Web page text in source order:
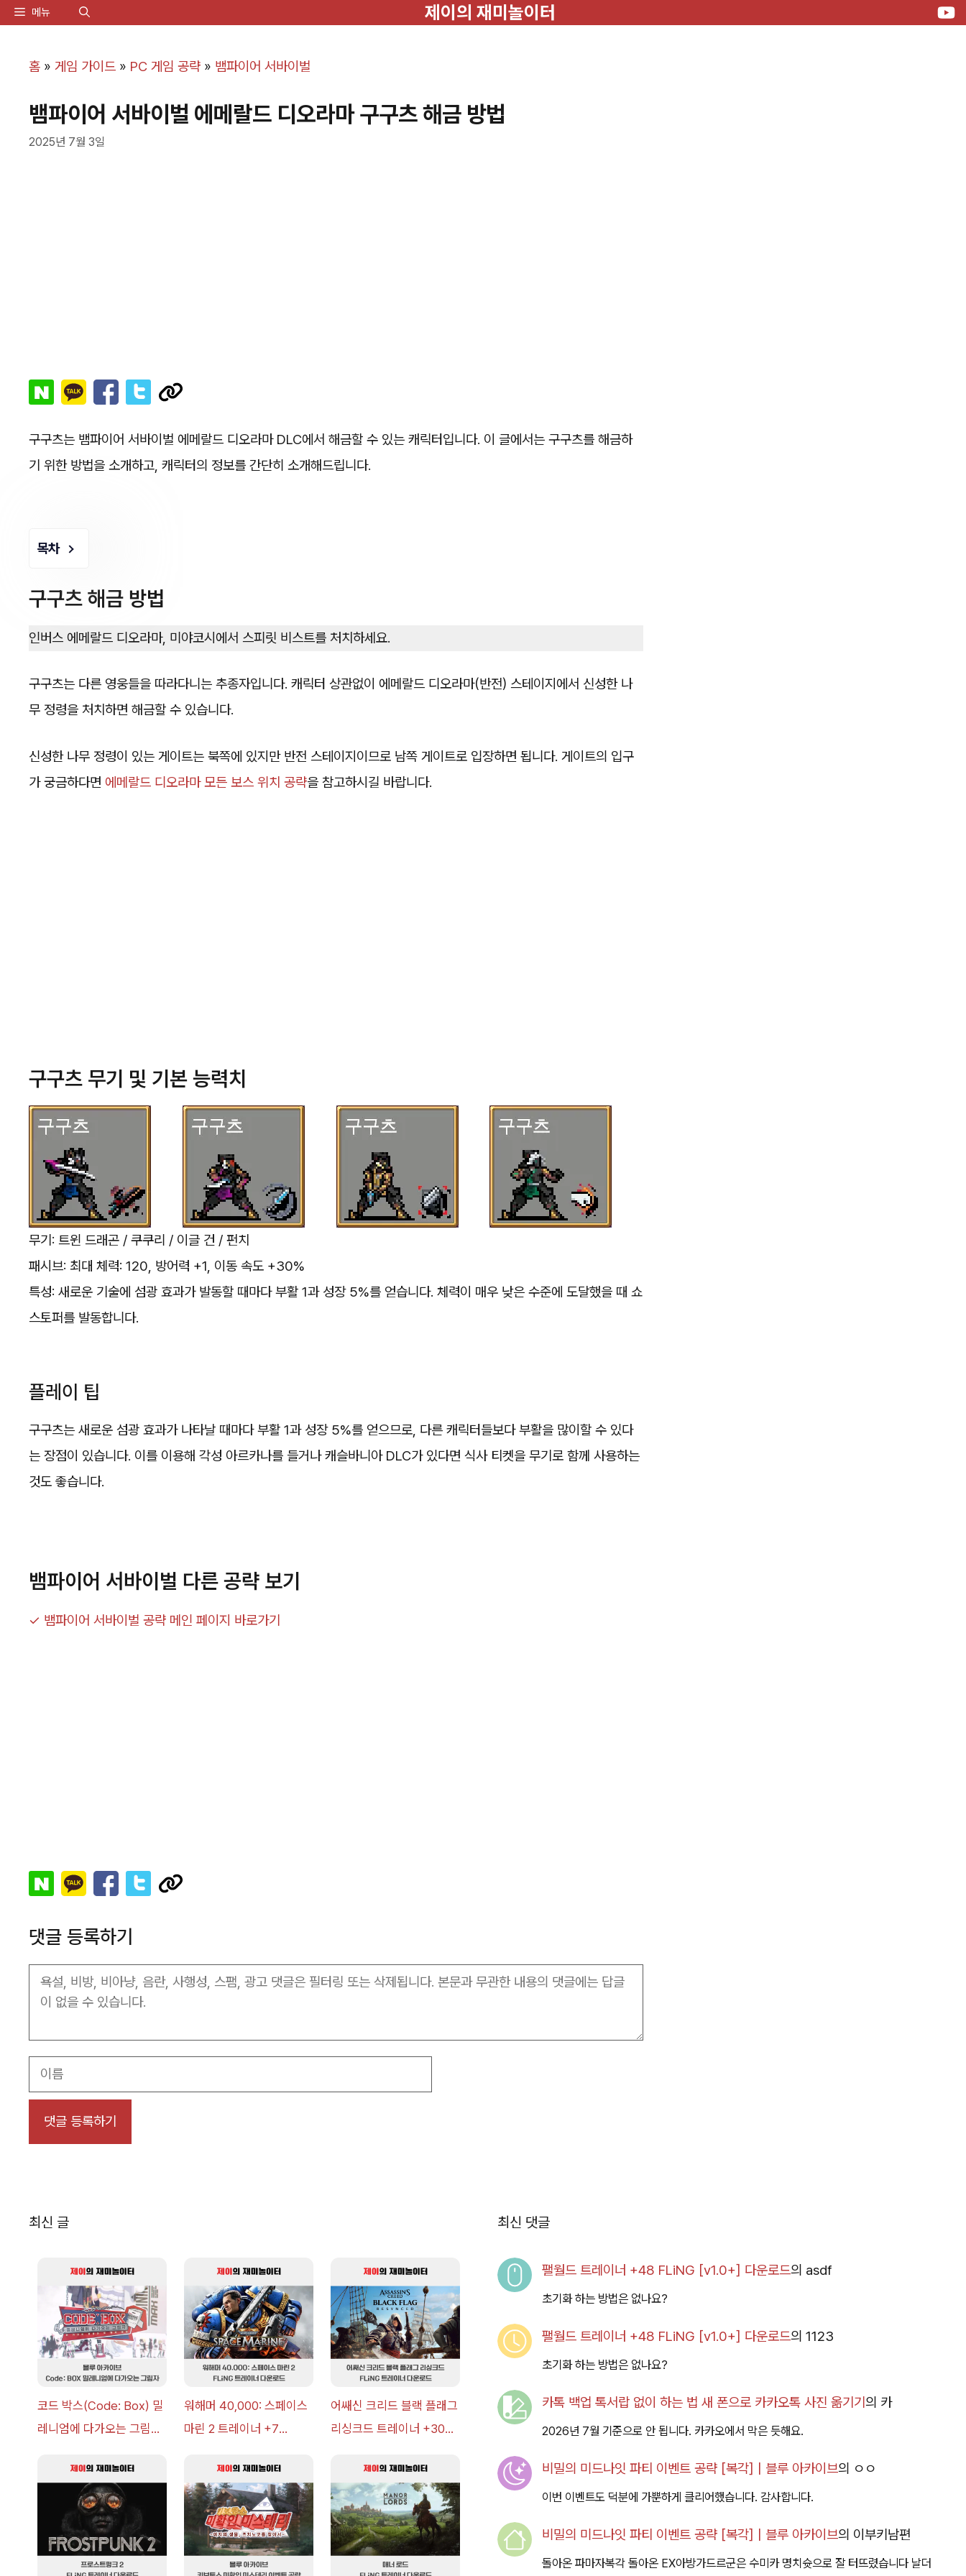
제이의 재미놀이터
메뉴
홈 » 게임 가이드 » PC 게임 공략 » 뱀파이어 서바이벌
뱀파이어 서바이벌 에메랄드 디오라마 구구츠 해금 방법
2025년 7월 3일
구구츠는 뱀파이어 서바이벌 에메랄드 디오라마 DLC에서 해금할 수 있는 캐릭터입니다. 이 글에서는 구구츠를 해금하
기 위한 방법을 소개하고, 캐릭터의 정보를 간단히 소개해드립니다.
목차
구구츠 해금 방법
인버스 에메랄드 디오라마, 미야코시에서 스피릿 비스트를 처치하세요.
구구츠는 다른 영웅들을 따라다니는 추종자입니다. 캐릭터 상관없이 에메랄드 디오라마(반전) 스테이지에서 신성한 나
무 정령을 처치하면 해금할 수 있습니다.
신성한 나무 정령이 있는 게이트는 북쪽에 있지만 반전 스테이지이므로 남쪽 게이트로 입장하면 됩니다. 게이트의 입구
가 궁금하다면 에메랄드 디오라마 모든 보스 위치 공략을 참고하시길 바랍니다.
구구츠 무기 및 기본 능력치
무기: 트윈 드래곤 / 쿠쿠리 / 이글 건 / 펀치
패시브: 최대 체력: 120, 방어력 +1, 이동 속도 +30%
특성: 새로운 기술에 섬광 효과가 발동할 때마다 부활 1과 성장 5%를 얻습니다. 체력이 매우 낮은 수준에 도달했을 때 쇼
스토퍼를 발동합니다.
플레이 팁
구구츠는 새로운 섬광 효과가 나타날 때마다 부활 1과 성장 5%를 얻으므로, 다른 캐릭터들보다 부활을 많이할 수 있다
는 장점이 있습니다. 이를 이용해 각성 아르카나를 들거나 캐슬바니아 DLC가 있다면 식사 티켓을 무기로 함께 사용하는
것도 좋습니다.
뱀파이어 서바이벌 다른 공략 보기
✓ 뱀파이어 서바이벌 공략 메인 페이지 바로가기
댓글 등록하기
름
최신 글
코드 박스(Code: Box) 밀
레니엄에 다가오는 그림자
아카이브
워해머 40,000: 스페이스
마린 2 트레이너 +7
어쌔신 크리드 블랙 플래그
리싱크드 트레이너 +30
최신 댓글
팰월드 트레이너 +48 FLiNG [v1.0+] 다운로드의 asdf
초기화 하는 방법은 없나요?
팰월드 트레이너 +48 FLiNG [v1.0+] 다운로드의 1123
초기화 하는 방법은 없나요?
카톡 백업 톡서랍 없이 하는 법 새 폰으로 카카오톡 사진 옮기기 의 카
2026년 7월 기준으로 안 됩니다. 카카오에서 막은 듯해요.
비밀의 미드나잇 파티 이벤트 공략 [복각] | 블루 아카이브의 ㅇㅇ
이번 이벤트도 덕분에 가뿐하게 클리어했습니다. 감사합니다.
비밀의 미드나잇 파티 이벤트 공략 [복각] | 블루 아카이브의 이부키남편
돌아온 파마자복각 돌아온 EX아방가드르군은 수미카 명치슛으로 잘 터뜨렸습니다 날더